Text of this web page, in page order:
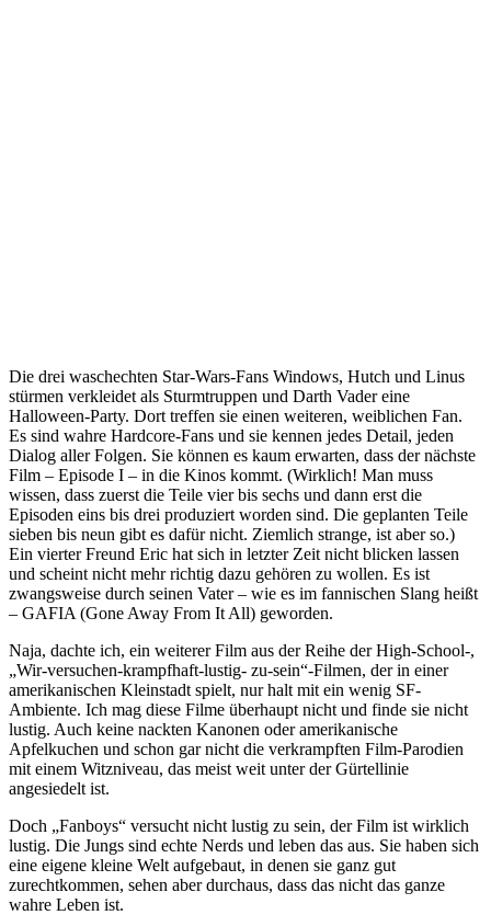
Die drei waschechten Star-Wars-Fans Windows, Hutch und Linus
stürmen verkleidet als Sturmtruppen und Darth Vader eine
Halloween-Party. Dort treffen sie einen weiteren, weiblichen Fan.
Es sind wahre Hardcore-Fans und sie kennen jedes Detail, jeden
Dialog aller Folgen. Sie können es kaum erwarten, dass der nächste
Film – Episode I – in die Kinos kommt. (Wirklich! Man muss
wissen, dass zuerst die Teile vier bis sechs und dann erst die
Episoden eins bis drei produziert worden sind. Die geplanten Teile
sieben bis neun gibt es dafür nicht. Ziemlich strange, ist aber so.)
Ein vierter Freund Eric hat sich in letzter Zeit nicht blicken lassen
und scheint nicht mehr richtig dazu gehören zu wollen. Es ist
zwangsweise durch seinen Vater – wie es im fannischen Slang heißt
– GAFIA (Gone Away From It All) geworden.
Naja, dachte ich, ein weiterer Film aus der Reihe der High-School-,
„Wir-versuchen-krampfhaft-lustig- zu-sein“-Filmen, der in einer
amerikanischen Kleinstadt spielt, nur halt mit ein wenig SF-
Ambiente. Ich mag diese Filme überhaupt nicht und finde sie nicht
lustig. Auch keine nackten Kanonen oder amerikanische
Apfelkuchen und schon gar nicht die verkrampften Film-Parodien
mit einem Witzniveau, das meist weit unter der Gürtellinie
angesiedelt ist.
Doch „Fanboys“ versucht nicht lustig zu sein, der Film ist wirklich
lustig. Die Jungs sind echte Nerds und leben das aus. Sie haben sich
eine eigene kleine Welt aufgebaut, in denen sie ganz gut
zurechtkommen, sehen aber durchaus, dass das nicht das ganze
wahre Leben ist.